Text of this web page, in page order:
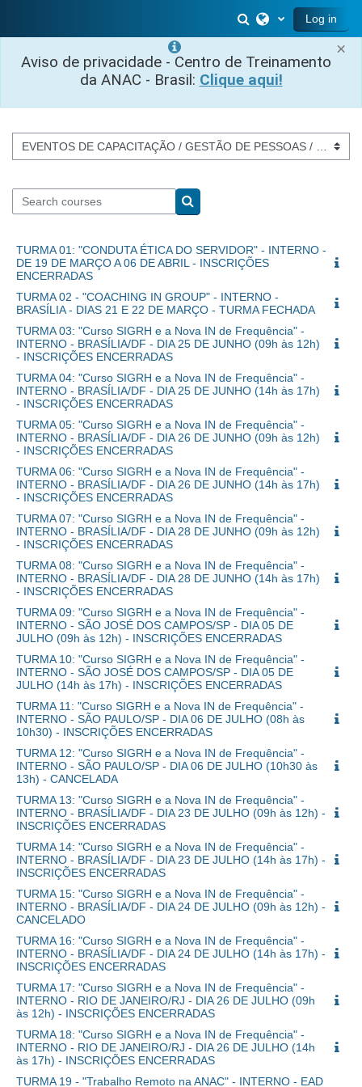
×
Aviso de privacidade - Centro de Treinamento
da ANAC - Brasil: Clique aqui!
Toggle search
Log in
Course categories
Search courses
Search courses
TURMA 01: "CONDUTA ÉTICA DO SERVIDOR" - INTERNO -
DE 19 DE MARÇO A 06 DE ABRIL - INSCRIÇÕES
ENCERRADAS
TURMA 02 - "COACHING IN GROUP" - INTERNO -
BRASÍLIA - DIAS 21 E 22 DE MARÇO - TURMA FECHADA
TURMA 03: "Curso SIGRH e a Nova IN de Frequência" -
INTERNO - BRASÍLIA/DF - DIA 25 DE JUNHO (09h às 12h)
- INSCRIÇÕES ENCERRADAS
TURMA 04: "Curso SIGRH e a Nova IN de Frequência" -
INTERNO - BRASÍLIA/DF - DIA 25 DE JUNHO (14h às 17h)
- INSCRIÇÕES ENCERRADAS
TURMA 05: "Curso SIGRH e a Nova IN de Frequência" -
INTERNO - BRASÍLIA/DF - DIA 26 DE JUNHO (09h às 12h)
- INSCRIÇÕES ENCERRADAS
TURMA 06: "Curso SIGRH e a Nova IN de Frequência" -
INTERNO - BRASÍLIA/DF - DIA 26 DE JUNHO (14h às 17h)
- INSCRIÇÕES ENCERRADAS
TURMA 07: "Curso SIGRH e a Nova IN de Frequência" -
INTERNO - BRASÍLIA/DF - DIA 28 DE JUNHO (09h às 12h)
- INSCRIÇÕES ENCERRADAS
TURMA 08: "Curso SIGRH e a Nova IN de Frequência" -
INTERNO - BRASÍLIA/DF - DIA 28 DE JUNHO (14h às 17h)
- INSCRIÇÕES ENCERRADAS
TURMA 09: "Curso SIGRH e a Nova IN de Frequência" -
INTERNO - SÃO JOSÉ DOS CAMPOS/SP - DIA 05 DE
JULHO (09h às 12h) - INSCRIÇÕES ENCERRADAS
TURMA 10: "Curso SIGRH e a Nova IN de Frequência" -
INTERNO - SÃO JOSÉ DOS CAMPOS/SP - DIA 05 DE
JULHO (14h às 17h) - INSCRIÇÕES ENCERRADAS
TURMA 11: "Curso SIGRH e a Nova IN de Frequência" -
INTERNO - SÃO PAULO/SP - DIA 06 DE JULHO (08h às
10h30) - INSCRIÇÕES ENCERRADAS
TURMA 12: "Curso SIGRH e a Nova IN de Frequência" -
INTERNO - SÃO PAULO/SP - DIA 06 DE JULHO (10h30 às
13h) - CANCELADA
TURMA 13: "Curso SIGRH e a Nova IN de Frequência" -
INTERNO - BRASÍLIA/DF - DIA 23 DE JULHO (09h às 12h) -
INSCRIÇÕES ENCERRADAS
TURMA 14: "Curso SIGRH e a Nova IN de Frequência" -
INTERNO - BRASÍLIA/DF - DIA 23 DE JULHO (14h às 17h) -
INSCRIÇÕES ENCERRADAS
TURMA 15: "Curso SIGRH e a Nova IN de Frequência" -
INTERNO - BRASÍLIA/DF - DIA 24 DE JULHO (09h às 12h) -
CANCELADO
TURMA 16: "Curso SIGRH e a Nova IN de Frequência" -
INTERNO - BRASÍLIA/DF - DIA 24 DE JULHO (14h às 17h) -
INSCRIÇÕES ENCERRADAS
TURMA 17: "Curso SIGRH e a Nova IN de Frequência" -
INTERNO - RIO DE JANEIRO/RJ - DIA 26 DE JULHO (09h
às 12h) - INSCRIÇÕES ENCERRADAS
TURMA 18: "Curso SIGRH e a Nova IN de Frequência" -
INTERNO - RIO DE JANEIRO/RJ - DIA 26 DE JULHO (14h
às 17h) - INSCRIÇÕES ENCERRADAS
TURMA 19 - "Trabalho Remoto na ANAC" - INTERNO - EAD